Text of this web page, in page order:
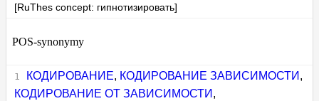
[RuThes concept: гипнотизировать]
POS-synonymy
КОДИРОВАНИЕ, КОДИРОВАНИЕ ЗАВИСИМОСТИ ,
КОДИРОВАНИЕ ОТ ЗАВИСИМОСТИ ,